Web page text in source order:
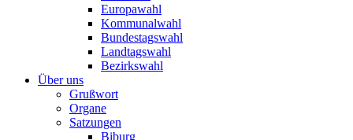
Europawahl
Kommunalwahl
Bundestagswahl
Landtagswahl
Bezirkswahl
Über uns
Grußwort
Organe
Satzungen
Biburg